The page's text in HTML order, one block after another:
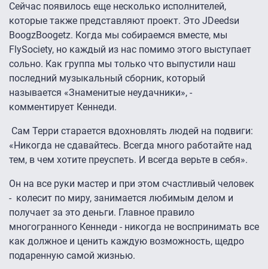
Сейчас появилось еще несколько исполнителей,
которые также представляют проект. Это JDeedsи
BoogzBoogetz. Когда мы собираемся вместе, мы
FlySociety, но каждый из нас помимо этого выступает
сольно. Как группа мы только что выпустили наш
последний музыкальный сборник, который
называется «Знаменитые неудачники», -
комментирует Кеннеди.
Сам Терри старается вдохновлять людей на подвиги:
«Никогда не сдавайтесь. Всегда много работайте над
тем, в чем хотите преуспеть. И всегда верьте в себя».
Он на все руки мастер и при этом счастливый человек
- колесит по миру, занимается любимым делом и
получает за это деньги. Главное правило
многогранного Кеннеди - никогда не воспринимать все
как должное и ценить каждую возможность, щедро
подаренную самой жизнью.